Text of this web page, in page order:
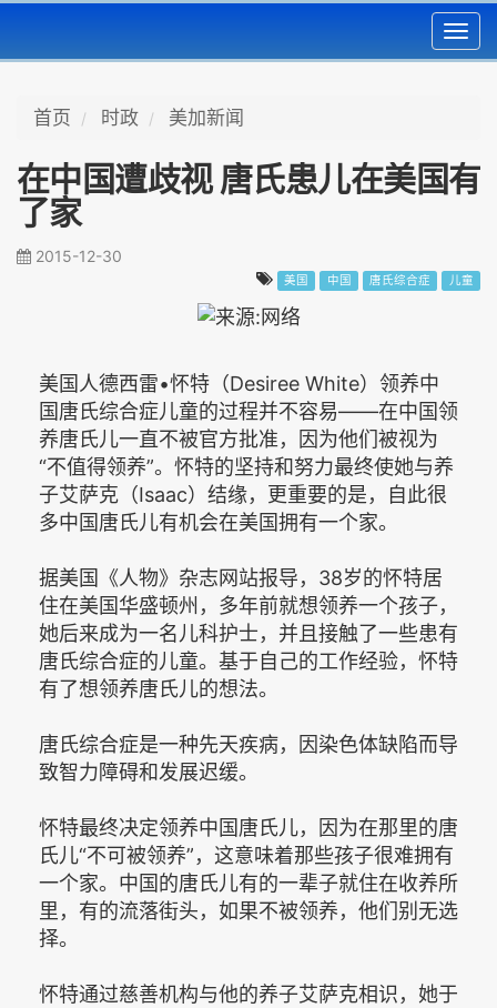
首页 时政 美加新闻
在中国遭歧视 唐氏患儿在美国有
了家
2015-12-30
美国 中国 唐氏综合症 儿童
美国人德西雷•怀特（Desiree White）领养中
国唐氏综合症儿童的过程并不容易——在中国领
养唐氏儿一直不被官方批准，因为他们被视为
“不值得领养”。怀特的坚持和努力最终使她与养
子艾萨克（Isaac）结缘，更重要的是，自此很
多中国唐氏儿有机会在美国拥有一个家。
据美国《人物》杂志网站报导，38岁的怀特居
住在美国华盛顿州，多年前就想领养一个孩子，
她后来成为一名儿科护士，并且接触了一些患有
唐氏综合症的儿童。基于自己的工作经验，怀特
有了想领养唐氏儿的想法。
唐氏综合症是一种先天疾病，因染色体缺陷而导
致智力障碍和发展迟缓。
怀特最终决定领养中国唐氏儿，因为在那里的唐
氏儿“不可被领养”，这意味着那些孩子很难拥有
一个家。中国的唐氏儿有的一辈子就住在收养所
里，有的流落街头，如果不被领养，他们别无选
择。
怀特通过慈善机构与他的养子艾萨克相识，她于